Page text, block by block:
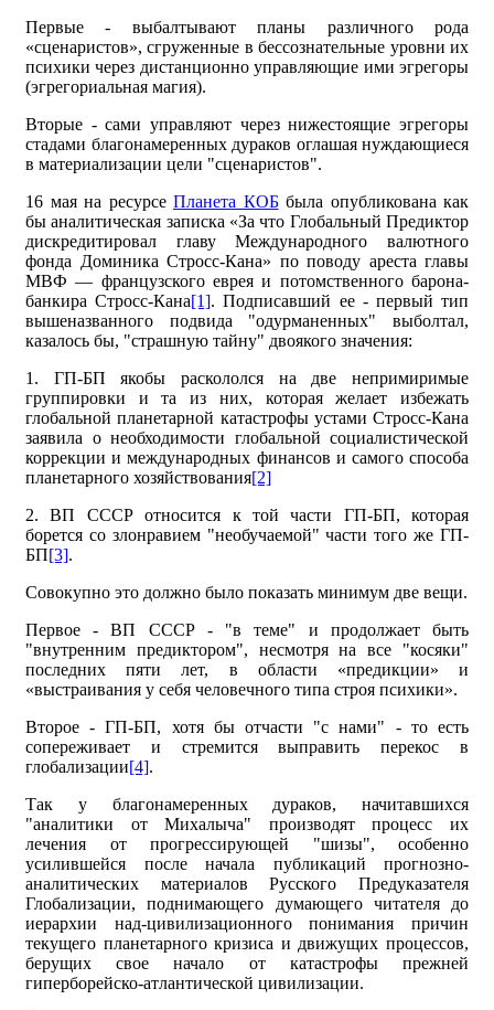
Первые - выбалтывают планы различного рода
«сценаристов», сгруженные в бессознательные уровни их
психики через дистанционно управляющие ими эгрегоры
(эгрегориальная магия).
Вторые - сами управляют через нижестоящие эгрегоры
стадами благонамеренных дураков оглашая нуждающиеся
в материализации цели "сценаристов".
16 мая на ресурсе Планета КОБбыла опубликована как
бы аналитическая записка «За что Глобальный Предиктор
дискредитировал главу Международного валютного
фонда Доминика Стросс-Кана» по поводу ареста главы
МВФ — французского еврея и потомственного барона-
банкира Стросс-Кана[1]. Подписавший ее - первый тип
вышеназванного подвида "одурманенных" выболтал,
казалось бы, "страшную тайну" двоякого значения:
1. ГП-БП якобы раскололся на две непримиримые
группировки и та из них, которая желает избежать
глобальной планетарной катастрофы устами Стросс-Кана
заявила о необходимости глобальной социалистической
коррекции и международных финансов и самого способа
планетарного хозяйствования[2]
2. ВП СССР относится к той части ГП-БП, которая
борется со злонравием "необучаемой" части того же ГП-
БП[3].
Совокупно это должно было показать минимум две вещи.
Первое - ВП СССР - "в теме" и продолжает быть
"внутренним предиктором", несмотря на все "косяки"
последних пяти лет, в области «предикции» и
«выстраивания у себя человечного типа строя психики».
Второе - ГП-БП, хотя бы отчасти "с нами" - то есть
сопереживает и стремится выправить перекос в
глобализации[4].
Так у благонамеренных дураков, начитавшихся
"аналитики от Михалыча" производят процесс их
лечения от прогрессирующей "шизы", особенно
усилившейся после начала публикаций прогнозно-
аналитических материалов Русского Предуказателя
Глобализации, поднимающего думающего читателя до
иерархии над-цивилизационного понимания причин
текущего планетарного кризиса и движущих процессов,
берущих свое начало от катастрофы прежней
гиперборейско-атлантической цивилизации.